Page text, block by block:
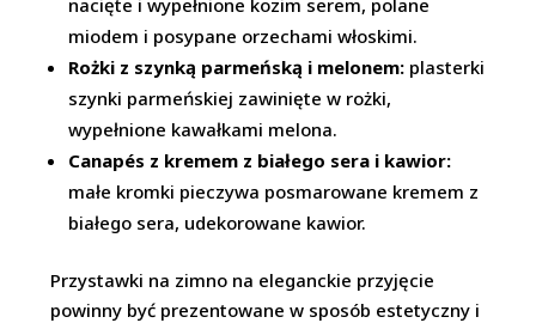
nacięte i wypełnione kozim serem, polane
miodem i posypane orzechami włoskimi.
Rożki z szynką parmeńską i melonem: plasterki
szynki parmeńskiej zawinięte w rożki,
wypełnione kawałkami melona.
Canapés z kremem z białego sera i kawior:
małe kromki pieczywa posmarowane kremem z
białego sera, udekorowane kawior.
Przystawki na zimno na eleganckie przyjęcie
powinny być prezentowane w sposób estetyczny i